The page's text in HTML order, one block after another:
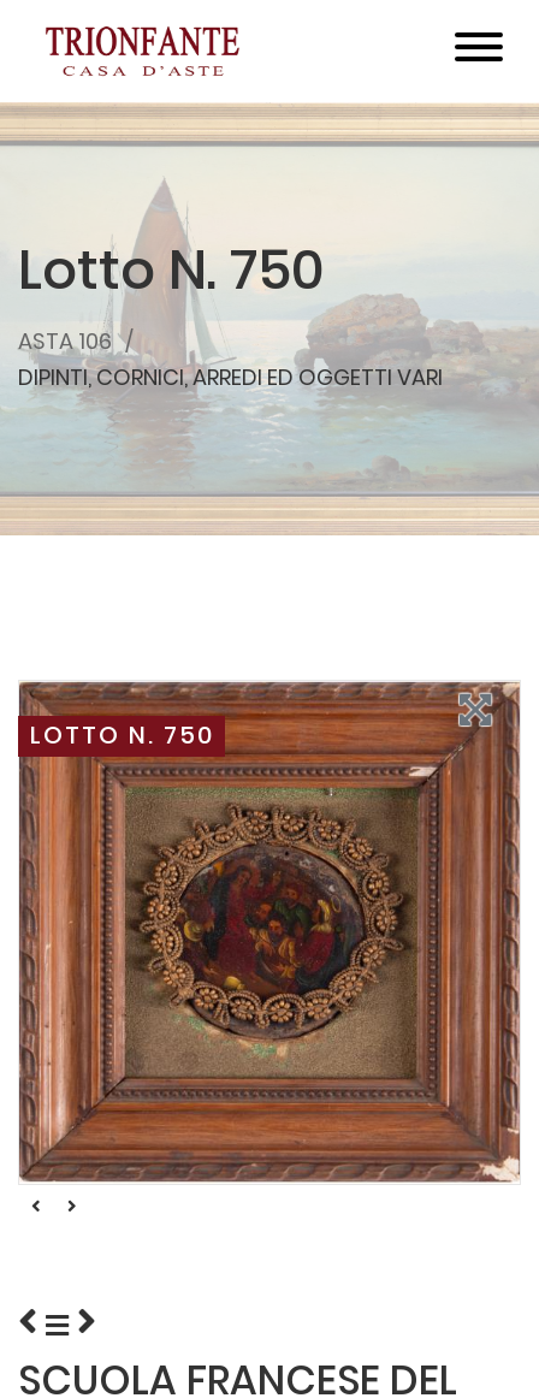
Lotto N. 750
ASTA 106
DIPINTI, CORNICI, ARREDI ED OGGETTI VARI
LOTTO N. 750
SCUOLA FRANCESE DEL